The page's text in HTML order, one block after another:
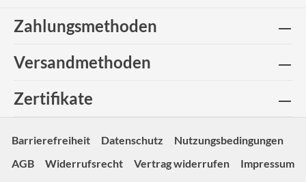
Zahlungsmethoden
Versandmethoden
Zertifikate
Barrierefreiheit Datenschutz
Nutzungsbedingungen
AGB
Widerrufsrecht Vertrag widerrufen Impressum